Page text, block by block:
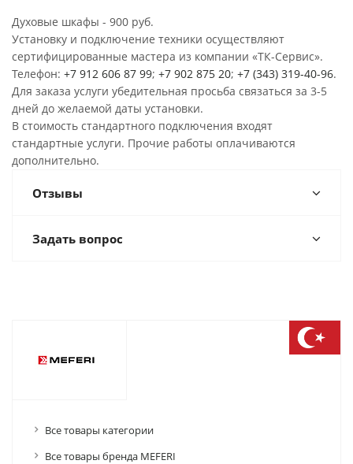
Духовые шкафы - 900 руб.
Установку и подключение техники осуществляют
сертифицированные мастера из компании «ТК-Сервис».
Телефон: +7 912 606 87 99; +7 902 875 20; +7 (343) 319-40-96.
Для заказа услуги убедительная просьба связаться за 3-5
дней до желаемой даты установки.
В стоимость стандартного подключения входят
стандартные услуги. Прочие работы оплачиваются
дополнительно.
Отзывы
Задать вопрос
Все товары категории
Все товары бренда MEFERI